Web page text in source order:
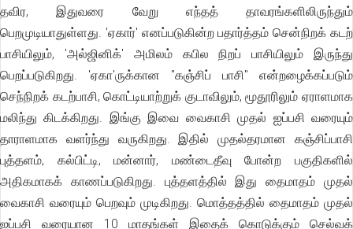
தவிர, இதுவரை வேறு எந்தத் தாவரங்களிலிருந்தும்
பெறமுடியாதுள்ளது. 'ஏகார்' எனப்படுகின்ற பதார்த்தம் சென்நிறக் கடற்
பாசியிலும், 'அல்ஜினிக்' அமிலம் கபில நிறப் பாசியிலும் இருந்து
பெறப்படுகிறது. 'ஏகா'ருக்கான ''கஞ்சிப் பாசி'' என்றழைக்கப்படும்
செந்நிறக் கடற்பாசி, கொட்டியாற்றுக் குடாவிலும், மூதூரிலும் ஏராளமாக
மலிந்து கிடக்கிறது. இங்கு இவை வைகாசி முதல் ஐப்பசி வரையும்
தாராளமாக வளர்ந்து வருகிறது. இதில் முதல்தரமான கஞ்சிப்பாசி
புத்தளம், கல்பிட்டி, மன்னார், மண்டைதீவு போன்ற பகுதிகளில்
அதிகமாகக் காணப்படுகிறது. புத்தளத்தில் இது தைமாதம் முதல்
வைகாசி வரையும் பெறவும் முடிகிறது. மொத்தத்தில் தைமாதம் முதல்
ஐப்பசி வரையான 10 மாதங்கள் இதைக் கொடுக்கும் செல்வக்